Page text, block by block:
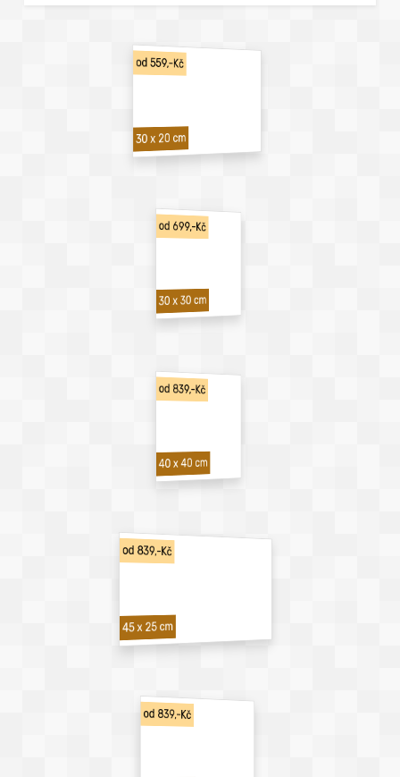
od 559,-Kč
30 x 20 cm
od 699,-Kč
30 x 30 cm
od 839,-Kč
40 x 40 cm
od 839,-Kč
45 x 25 cm
od 839,-Kč